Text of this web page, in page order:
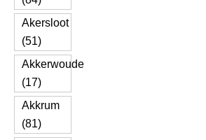
Akersloot
(51)
Akkerwoude
(17)
Akkrum
(81)